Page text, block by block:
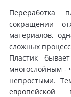
Переработка
сокращении
материалов,
сложных
Пластик
многослойным -
непростыми.